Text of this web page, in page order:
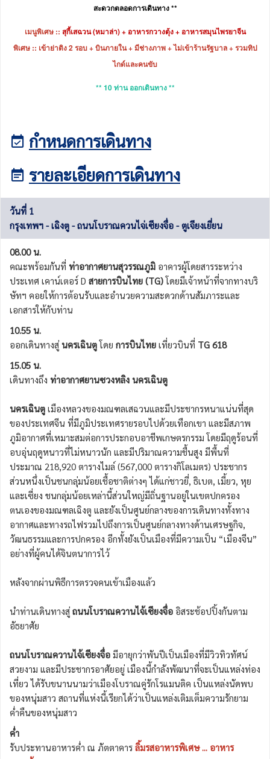
สะดวกตลอดการเดินทาง **
เมนูพิเศษ :: สุกี้เสฉวน (หมาล่า) + อาหารกวางตุ้ง + อาหารสมุนไพรยาจีน
พิเศษ :: เข้าย่าติง 2 รอบ + บินภายใน + มีช่างภาพ + ไม่เข้าร้านรัฐบาล + รวมทิป
ไกด์และคนขับ
** 10 ท่าน ออกเดินทาง **
กำหนดการเดินทาง
รายละเอียดการเดินทาง
วันที่ 1
กรุงเทพฯ - เฉิงตู - ถนนโบราณควนไจ่เซียงจื่อ - ตูเจียงเยี่ยน
08.00 น.
คณะพร้อมกันที่ ท่าอากาศยานสุวรรณภูมิ อาคารผู้โดยสารระหว่าง
ประเทศ เคาน์เตอร์ D สายการบินไทย (TG)โดยมีเจ้าหน้าที่จากทางบริ
ษัทฯ คอยให้การต้อนรับและอำนวยความสะดวกด้านสัมภาระและ
เอกสารให้กับท่าน
10.55 น.
ออกเดินทางสู่ นครเฉินตูโดย การบินไทย เที่ยวบินที่ TG 618
15.05 น.
เดินทางถึง ท่าอากาศยานซวงหลิง นครเฉินตู
นครเฉินตู เมืองหลวงของมณฑลเสฉวนและมีประชากรหนาแน่นที่สุด
ของประเทศจีน ที่มีภูมิประเทศรายรอบไปด้วยเทือกเขา และมีสภาพ
ภูมิอากาศที่เหมาะสมต่อการประกอบอาชีพเกษตรกรรม โดยมีฤดูร้อนที่
อบอุ่นฤดูหนาวที่ไม่หนาวนัก และมีปริมาณความชื้นสูง มีพื้นที่
ประมาณ 218,920 ตารางไมล์ (567,000 ตารางกิโลเมตร) ประชากร
ส่วนหนึ่งเป็นชนกลุ่มน้อยเชื้อชาติต่างๆ ได้แก่ชาวยี่, ธิเบต, เมี้ยว, หุย
และเซี่ยง ชนกลุ่มน้อยเหล่านี้ส่วนใหญ่มีถิ่นฐานอยู่ในเขตปกครอง
ตนเองของมณฑลเฉิงตู และยังเป็นศูนย์กลางของการเดินทางทั้งทาง
อากาศและทางรถไฟรวมไปถึงการเป็นศูนย์กลางทางด้านเศรษฐกิจ,
วัฒนธรรมและการปกครอง อีกทั้งยังเป็นเมืองที่มีความเป็น “เมืองจีน”
อย่างที่ผู้คนได้จินตนาการไว้
หลังจากผ่านพิธีการตรวจคนเข้าเมืองแล้ว
นำท่านเดินทางสู่ ถนนโบราณควานไจ้เซียงจื่อ อิสระช้อปปิ้งกันตาม
อัธยาศัย
ถนนโบราณควานไจ้เซียงจื่อ มีอายุกว่าพันปีเป็นเมืองที่มีวิวทิวทัศน์
สวยงาม และมีประชากรอาศัยอยู่ เมืองนี้กำลังพัฒนาที่จะเป็นแหล่งท่อง
เที่ยว ได้รับขนานนามว่าเมืองโบราณคู่รักโรแมนติค เป็นแหล่งนัดพบ
ของหนุ่มสาว สถานที่แห่งนี้เรียกได้ว่าเป็นแหล่งเติมเต็มความรักยาม
ค่ำคืนของหนุ่มสาว
ค่ำ
รับประทานอาหารค่ำ ณ ภัตตาคาร ลิ้มรสอาหารพิเศษ ... อาหาร